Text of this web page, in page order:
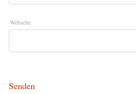
Webseite